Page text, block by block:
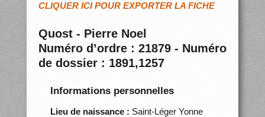
CLIQUER ICI POUR EXPORTER LA FICHE
Quost - Pierre Noel
Numéro d’ordre : 21879 - Numéro
de dossier : 1891,1257
Informations personnelles
Lieu de naissance : Saint-Léger Yonne